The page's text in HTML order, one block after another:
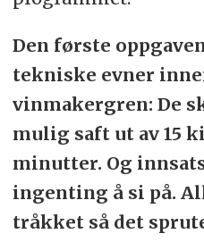
Den første
tekniske evner
vinmakergren: De
mulig saft ut av 15
minutter. Og
ingenting å si på.
tråkket så det